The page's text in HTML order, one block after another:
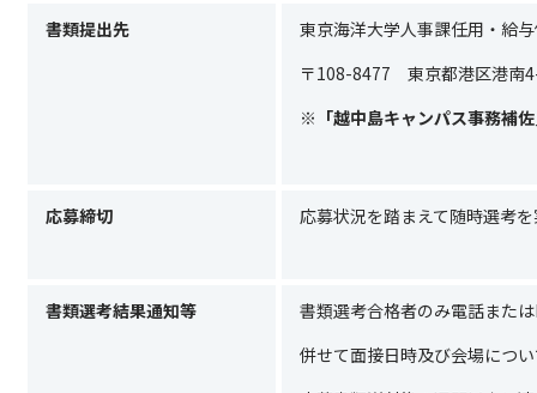
書類提出先
東京海洋大学人事課任用・給
〒108-8477 東京都港区港南
※ 「越中島キャンパス事務補
応募締切 応募状況を踏まえて随時選考
書類選考結果通知等 書類選考合格者のみ電話または
併せて面接日時及び会場につ